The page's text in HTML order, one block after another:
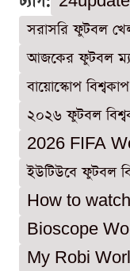
সরাসরি ফুটবল
আজকের ফুটবল
বায়োস্কোপ
২০২৬ ফুটবল
2026 FIFA
ইউটিউবে ফুটবল
How to
Bioscope
My Robi